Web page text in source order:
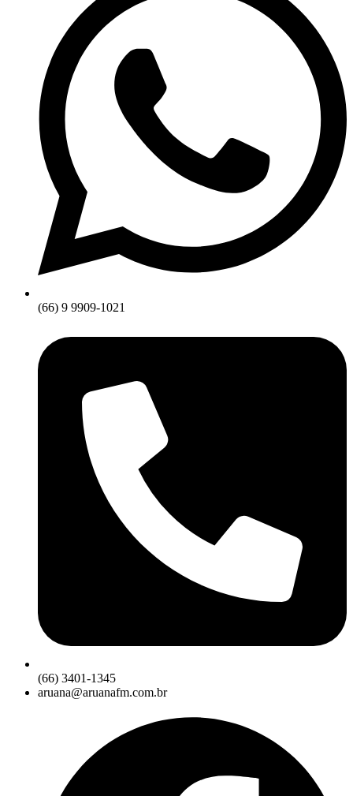
(66) 9 9909-1021
(66) 3401-1345
aruana@aruanafm.com.br